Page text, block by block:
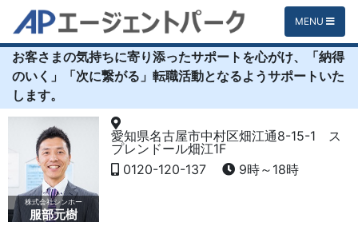
MENU
お客さまの気持ちに寄り添ったサポートを心がけ、「納得
のいく」「次に繋がる」転職活動となるようサポートいた
します。
株式会社シンホー
服部元樹
愛知県名古屋市中村区畑江通8-15-1 ス
プレンドール畑江1F
0120-120-137
9時～18時